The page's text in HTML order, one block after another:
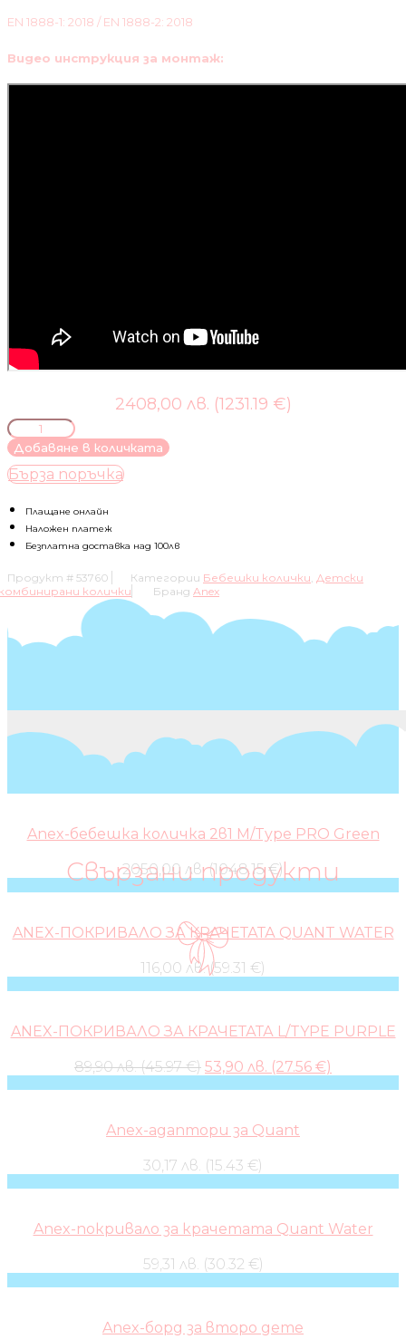
EN 1888-1: 2018 / EN 1888-2: 2018
Видео инструкция за монтаж:
2408,00 лв. (1231.19 €)
количество
за
Anex-
бебешка
3в1
M/Type
2023
Добавяне в количката
Бърза поръчка
Плащане онлайн
Наложен платеж
Безплатна доставка над 100лв
Продукт # 53760 Категории Бебешки колички, Детски
колички
Бранд Anex
Свързани продукти
Anex-бебешка количка 2в1 M/Type PRO Green
2050,00 лв. (1048.15 €)
ANEX-ПОКРИВАЛО ЗА КРАЧЕТАТА QUANT WATER
116,00 лв. (59.31 €)
ANEX-ПОКРИВАЛО ЗА КРАЧЕТАТА L/TYPE PURPLE
89,90 лв. (45.97 €) Original
53,90 лв. (27.56 €)
Anex-адаптори за Quant
30,17 лв. (15.43 €)
Anex-покривало за крачетата Quant Water
59,31 лв. (30.32 €)
Anex-борд за второ дете